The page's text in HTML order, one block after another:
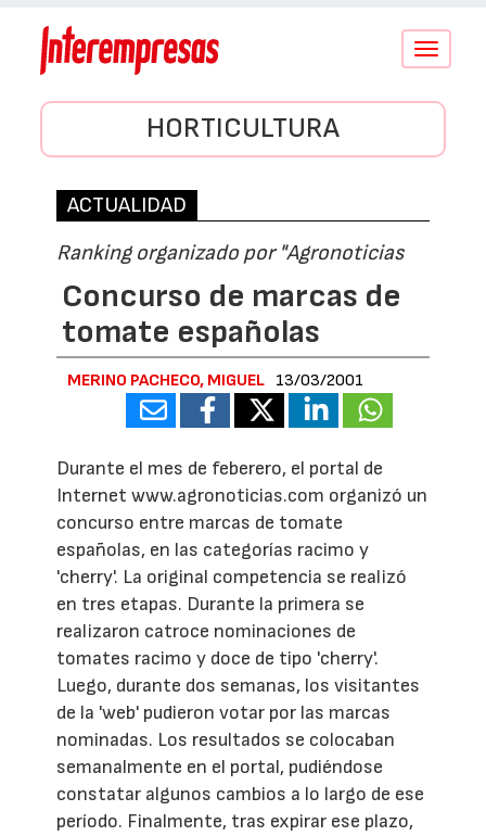
Conmutar
HORTICULTURA
ACTUALIDAD
Ranking organizado por "Agronoticias
Concurso de marcas de
tomate españolas
MERINO PACHECO, MIGUEL 13/03/2001
Durante el mes de feberero, el portal de
Internet www.agronoticias.com organizó un
concurso entre marcas de tomate
españolas, en las categorías racimo y
'cherry'. La original competencia se realizó
en tres etapas. Durante la primera se
realizaron catroce nominaciones de
tomates racimo y doce de tipo 'cherry'.
Luego, durante dos semanas, los visitantes
de la 'web' pudieron votar por las marcas
nominadas. Los resultados se colocaban
semanalmente en el portal, pudiéndose
constatar algunos cambios a lo largo de ese
período. Finalmente, tras expirar ese plazo,